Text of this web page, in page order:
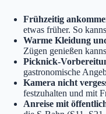
Frühzeitig
etwas früher. So
Warme Kleidung
Zügen genießen
Picknick-
gastronomische
Kamera nicht
festzuhalten und mit
Anreise mit